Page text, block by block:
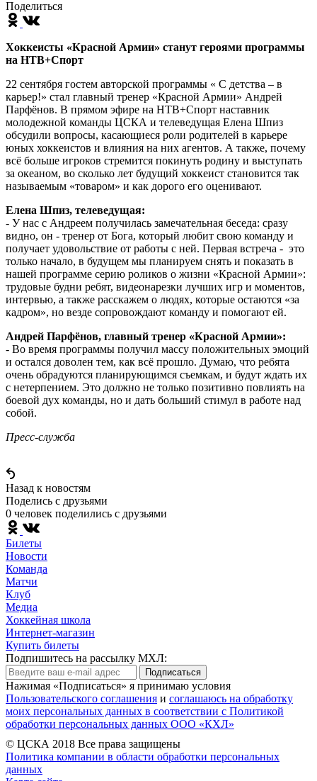
Поделиться
Хоккеисты «Красной Армии» станут героями программы
на НТВ+Спорт
22 сентября гостем авторской программы « С детства – в
карьер!» стал главный тренер «Красной Армии» Андрей
Парфёнов. В прямом эфире на НТВ+Спорт наставник
молодежной команды ЦСКА и телеведущая Елена Шпиз
обсудили вопросы, касающиеся роли родителей в карьере
юных хоккеистов и влияния на них агентов. А также, почему
всё больше игроков стремится покинуть родину и выступать
за океаном, во сколько лет будущий хоккеист становится так
называемым «товаром» и как дорого его оценивают.
Елена Шпиз, телеведущая:
- У нас с Андреем получилась замечательная беседа: сразу
видно, он - тренер от Бога, который любит свою команду и
получает удовольствие от работы с ней. Первая встреча - это
только начало, в будущем мы планируем снять и показать в
нашей программе серию роликов о жизни «Красной Армии»:
трудовые будни ребят, видеонарезки лучших игр и моментов,
интервью, а также расскажем о людях, которые остаются «за
кадром», но везде сопровождают команду и помогают ей.
Андрей Парфёнов, главный тренер «Красной Армии»:
- Во время программы получил массу положительных эмоций
и остался доволен тем, как всё прошло. Думаю, что ребята
очень обрадуются планирующимся съемкам, и будут ждать их
с нетерпением. Это должно не только позитивно повлиять на
боевой дух команды, но и дать больший стимул в работе над
собой.
Пресс-служба
Назад к новостям
Поделись c друзьями
0 человек поделились c друзьями
Билеты
Новости
Команда
Матчи
Клуб
Медиа
Хоккейная школа
Интернет-магазин
Купить билеты
Подпишитесь на рассылку МХЛ:
Подписаться
Нажимая «Подписаться» я принимаю условия
Пользовательского соглашения и соглашаюсь на обработку
моих персональных данных в соответствии с Политикой
обработки персональных данных ООО «КХЛ»
© ЦСКА 2018 Все права защищены
Политика компании в области обработки персональных
данных